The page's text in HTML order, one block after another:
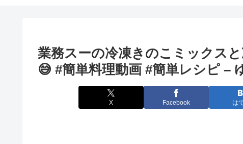
業務スーの冷凍きのこミックス
😅 #簡単料理動画 #簡単レシピ –
X Facebook は